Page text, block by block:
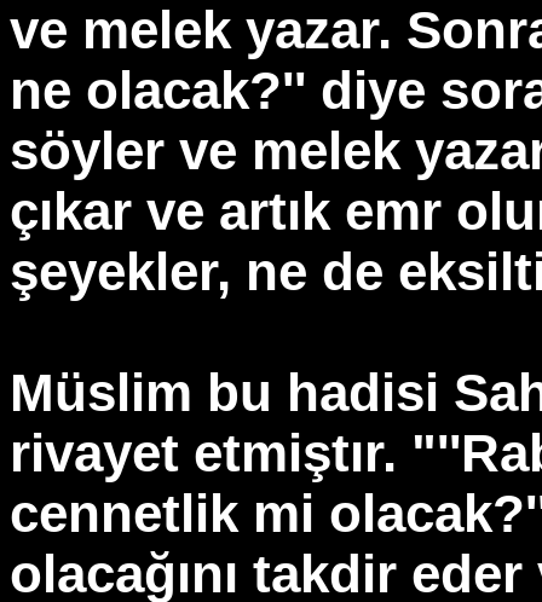
ve melek yazar.
ne olacak?'' diye
söyler ve melek
çıkar ve artık emr
şeyekler, ne de
Müslim bu hadisi
rivayet etmiştır.
cennetlik mi
olacağını takdir